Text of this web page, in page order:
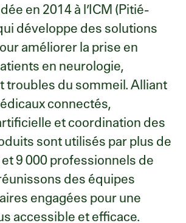
en 2014 à l’ICM (Pitié-
développe des solutions
améliorer la prise en
en neurologie,
troubles du sommeil. Alliant
connectés,
et coordination des
sont utilisés par plus de
9 000 professionnels de
des équipes
engagées pour une
accessible et efficace.